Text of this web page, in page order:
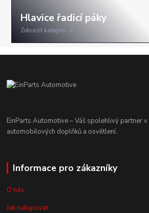
Zobrazit kategorii
EinParts Automotive – Váš spolehlivý partner
automobilových doplňků a osvětlení.
Informace pro zákazníky
O nás
Jak nakupovat